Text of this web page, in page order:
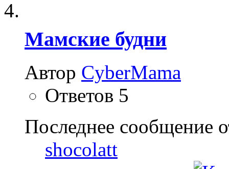
Мамские будни
Автор CyberMama
Ответов 5
Последнее сообщение
shocolatt